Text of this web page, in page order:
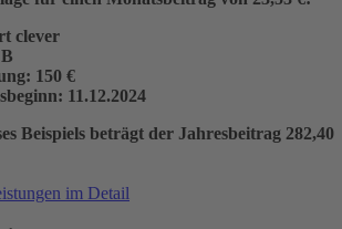
clever
B
: 150 €
: 11.12.2024
Beispiels beträgt der Jahresbeitrag 282,40
im Detail